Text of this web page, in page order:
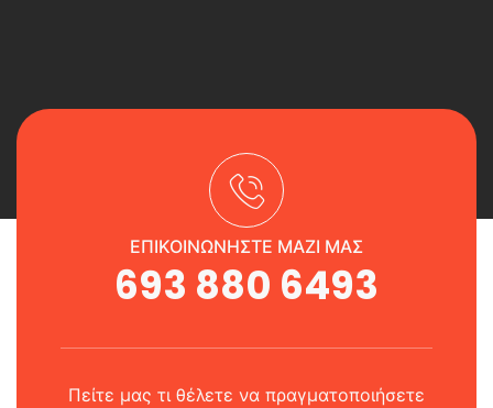
ΕΠΙΚΟΙΝΩΝΗΣΤΕ ΜΑΖΙ ΜΑΣ
693 880 6493
Πείτε μας τι θέλετε να πραγματοποιήσετε